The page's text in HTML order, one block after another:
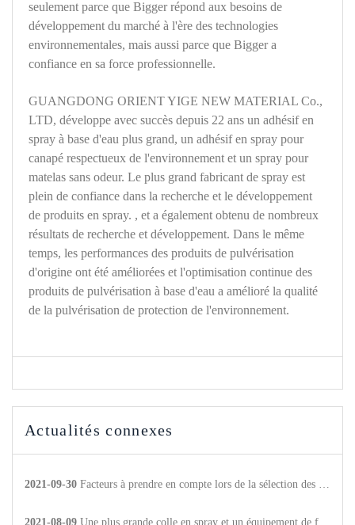
seulement parce que Bigger répond aux besoins de
développement du marché à l'ère des technologies
environnementales, mais aussi parce que Bigger a
confiance en sa force professionnelle.
GUANGDONG ORIENT YIGE NEW MATERIAL Co.,
LTD, développe avec succès depuis 22 ans un adhésif en
spray à base d'eau plus grand, un adhésif en spray pour
canapé respectueux de l'environnement et un spray pour
matelas sans odeur. Le plus grand fabricant de spray est
plein de confiance dans la recherche et le développement
de produits en spray. , et a également obtenu de nombreux
résultats de recherche et développement. Dans le même
temps, les performances des produits de pulvérisation
d'origine ont été améliorées et l'optimisation continue des
produits de pulvérisation à base d'eau a amélioré la qualité
de la pulvérisation de protection de l'environnement.
Actualités connexes
2021-09-30 Facteurs à prendre en compte lors de la sélection des produits adhésifs thermofusibles
2021-08-09 Une plus grande colle en spray et un équipement de fitness Mai Bao He pour parvenir à une coopération stratégique.